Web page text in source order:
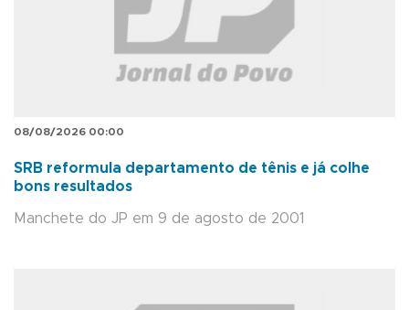
08/08/2026 00:00
SRB reformula departamento de tênis e já colhe
bons resultados
Manchete do JP em 9 de agosto de 2001